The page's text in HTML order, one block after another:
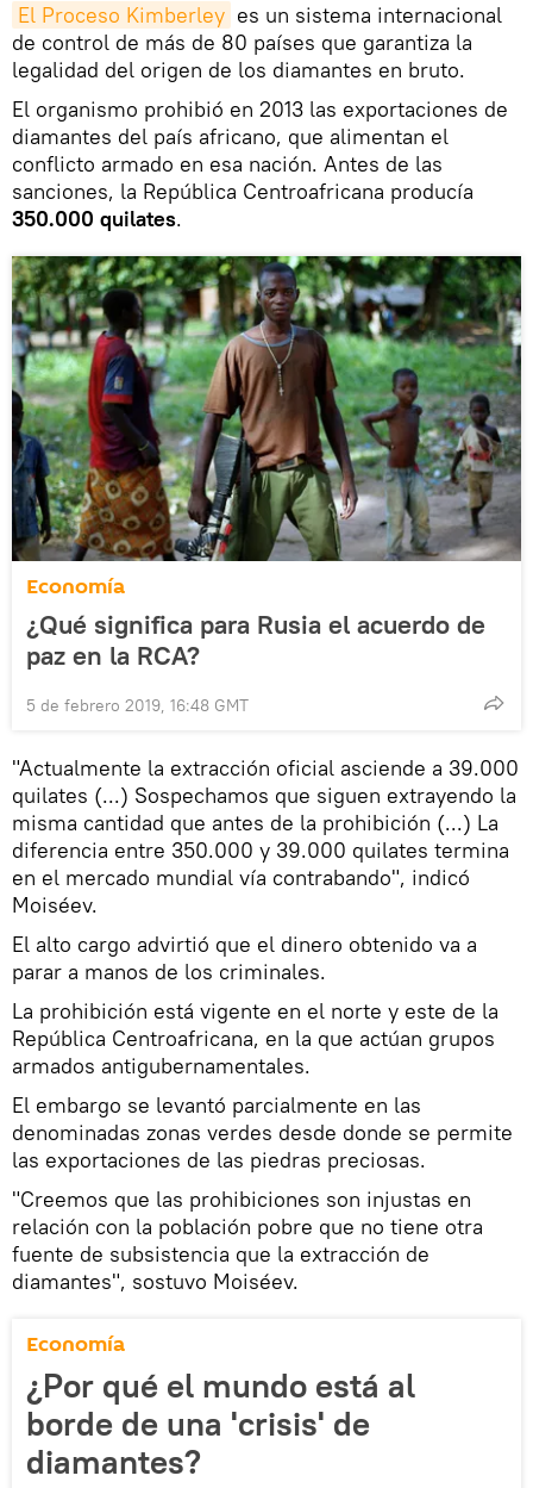
El Proceso Kimberley es un sistema internacional
de control de más de 80 países que garantiza la
legalidad del origen de los diamantes en bruto.
El organismo prohibió en 2013 las exportaciones de
diamantes del país africano, que alimentan el
conflicto armado en esa nación. Antes de las
sanciones, la República Centroafricana producía
350.000 quilates.
Economía
¿Qué significa para Rusia el acuerdo de
paz en la RCA?
5 de febrero 2019, 16:48 GMT
"Actualmente la extracción oficial asciende a 39.000
quilates (...) Sospechamos que siguen extrayendo la
misma cantidad que antes de la prohibición (...) La
diferencia entre 350.000 y 39.000 quilates termina
en el mercado mundial vía contrabando", indicó
Moiséev.
El alto cargo advirtió que el dinero obtenido va a
parar a manos de los criminales.
La prohibición está vigente en el norte y este de la
República Centroafricana, en la que actúan grupos
armados antigubernamentales.
El embargo se levantó parcialmente en las
denominadas zonas verdes desde donde se permite
las exportaciones de las piedras preciosas.
"Creemos que las prohibiciones son injustas en
relación con la población pobre que no tiene otra
fuente de subsistencia que la extracción de
diamantes", sostuvo Moiséev.
Economía
¿Por qué el mundo está al
borde de una 'crisis' de
diamantes?